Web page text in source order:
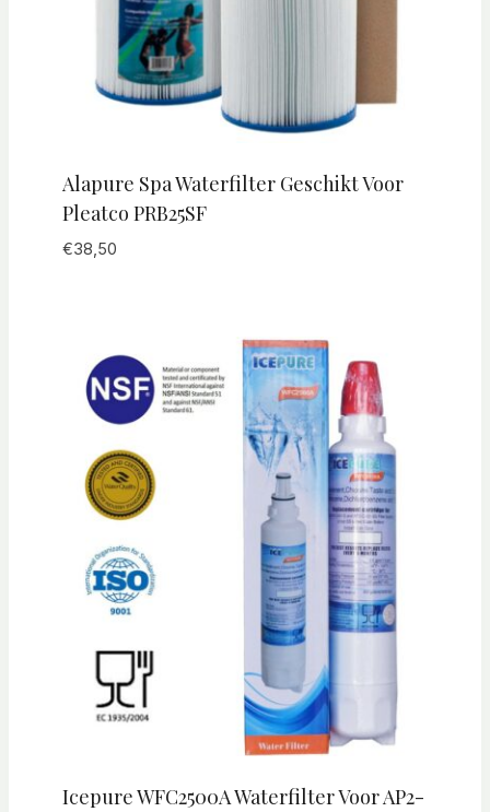
Alapure Spa Waterfilter Geschikt Voor
Pleatco PRB25SF
€38,50
Icepure WFC2500A Waterfilter Voor AP2-